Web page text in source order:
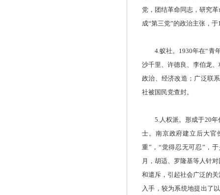
党，团结革命同志，研究
成“第三党”的政治主张，
4.蚁社。1930年在“青年
沙千里、许德良、李伯龙
政治、经济改造；广泛联
社被国民党查封。
5.人权派。形成于20年
士。南京政府建立后大官
重”，“觉得忍无可忍”，
月，胡适、罗隆基等人针
和遣斥，引起社会广泛的
入手，较为系统地提出了